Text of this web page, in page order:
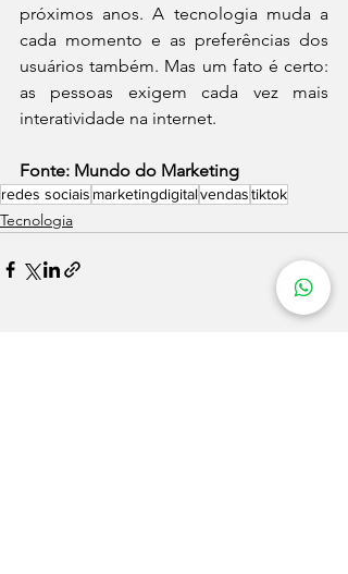
próximos anos. A tecnologia muda a
cada momento e as preferências dos
usuários também. Mas um fato é certo:
as pessoas exigem cada vez mais
interatividade na internet.
Fonte: Mundo do Marketing
redes sociais marketingdigitalvendastiktok
Tecnologia